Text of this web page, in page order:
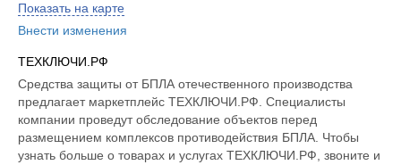
Показать на карте
Внести изменения
ТЕХКЛЮЧИ.РФ
Средства защиты от БПЛА отечественного производства
предлагает маркетплейс ТЕХКЛЮЧИ.РФ. Специалисты
компании проведут обследование объектов перед
размещением комплексов противодействия БПЛА. Чтобы
узнать больше о товарах и услугах ТЕХКЛЮЧИ.РФ, звоните и